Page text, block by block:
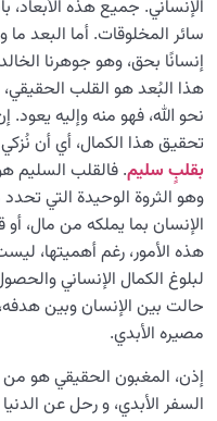
النظرة الأبدية والاستعداد
من الخيال إلى سلامة القلب
الإنسان محور الخلق
رؤية عالم الغيب
الإنساني. جميع هذه الأبعاد،
سائر المخلوقات. أما البعد ما
إنسانًا بحق، وهو جوهرنا
هذا البُعد هو القلب
نحو الله، فهو منه وإليه
تحقيق هذا الكمال، أي أن نُزكي
بقلبٍ سليم. فالقلب السليم
وهو الثروة الوحيدة التي
الإنسان بما يملكه من مال، أو
هذه الأمور، رغم أهميتها،
لبلوغ الكمال الإنساني
حالت بين الإنسان وبين
مصيره الأبدي.
إذن، المغبون الحقيقي هو
السفر الأبدي، و رحل عن